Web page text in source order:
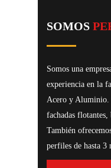
SOMOS
Somos una
experiencia en la
Acero y Aluminio.
fachadas flotantes,
También
perfiles de hasta 3